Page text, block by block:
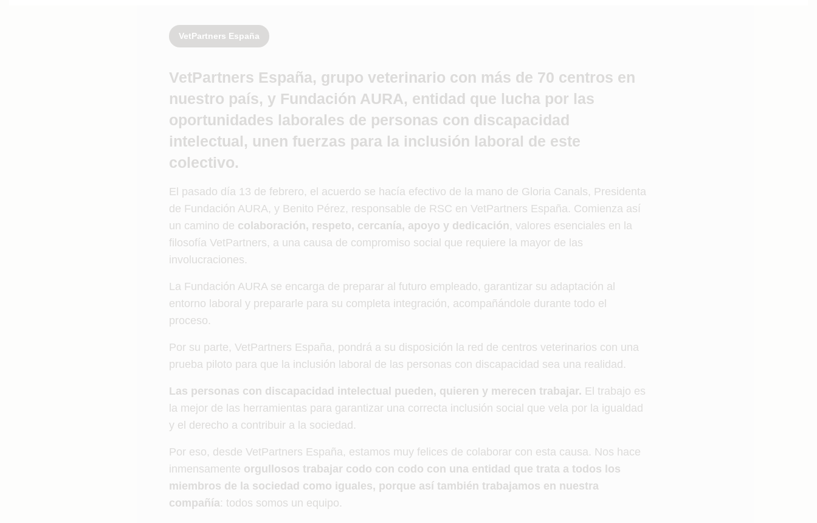
VetPartners España
VetPartners España, grupo veterinario con más de 70 centros en
nuestro país, y Fundación AURA, entidad que lucha por las
oportunidades laborales de personas con discapacidad
intelectual, unen fuerzas para la inclusión laboral de este
colectivo.
El pasado día 13 de febrero, el acuerdo se hacía efectivo de la mano de Gloria Canals, Presidenta
de Fundación AURA, y Benito Pérez, responsable de RSC en VetPartners España. Comienza así
un camino de colaboración, respeto, cercanía, apoyo y dedicación, valores esenciales en la
filosofía VetPartners, a una causa de compromiso social que requiere la mayor de las
involucraciones.
La Fundación AURA se encarga de preparar al futuro empleado, garantizar su adaptación al
entorno laboral y prepararle para su completa integración, acompañándole durante todo el
proceso.
Por su parte, VetPartners España, pondrá a su disposición la red de centros veterinarios con una
prueba piloto para que la inclusión laboral de las personas con discapacidad sea una realidad.
Las personas con discapacidad intelectual pueden, quieren y merecen trabajar. El trabajo es
la mejor de las herramientas para garantizar una correcta inclusión social que vela por la igualdad
y el derecho a contribuir a la sociedad.
Por eso, desde VetPartners España, estamos muy felices de colaborar con esta causa. Nos hace
inmensamente orgullosos trabajar codo con codo con una entidad que trata a todos los
miembros de la sociedad como iguales, porque así también trabajamos en nuestra
compañía: todos somos un equipo.